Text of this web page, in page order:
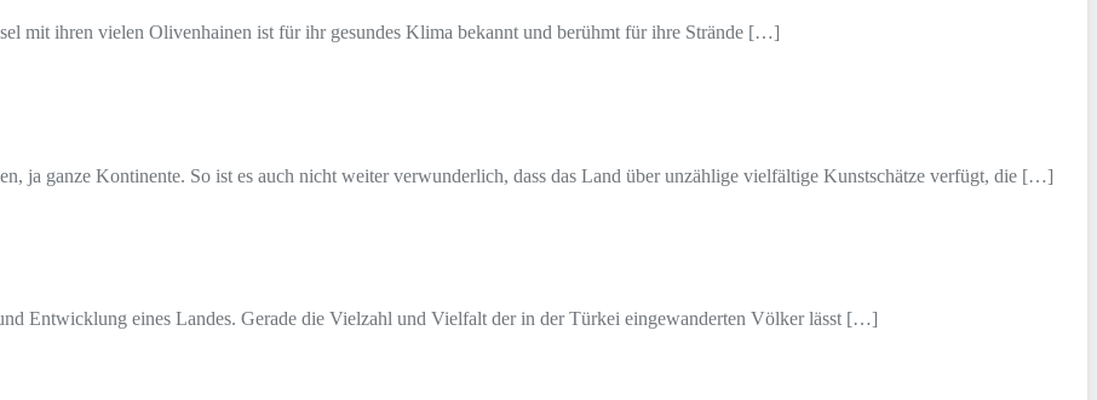
mit ihren vielen Olivenhainen ist für ihr gesundes Klima bekannt und berühmt für ihre Strände […]
ja ganze Kontinente. So ist es auch nicht weiter verwunderlich, dass das Land über unzählige vielfältige Kunstschätze verfügt, die […]
Entwicklung eines Landes. Gerade die Vielzahl und Vielfalt der in der Türkei eingewanderten Völker lässt […]